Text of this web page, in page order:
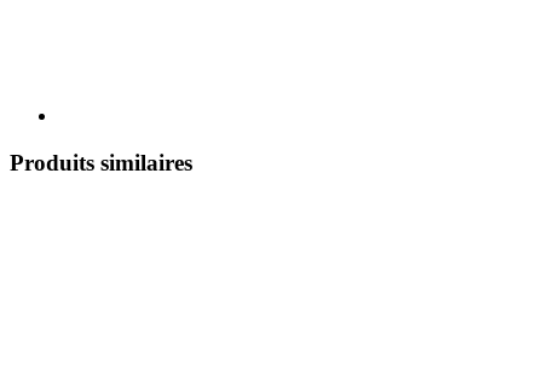
Produits similaires